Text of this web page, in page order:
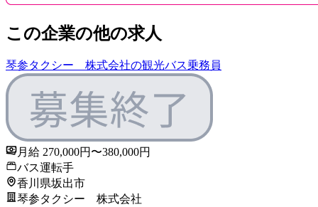
この企業の他の求人
琴参タクシー 株式会社の観光バス乗務員
月給 270,000円〜380,000円
バス運転手
香川県坂出市
琴参タクシー 株式会社